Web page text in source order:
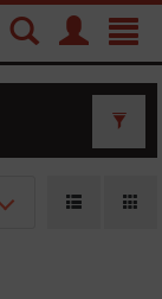
Toggle
Menu
Vyhľadávanie